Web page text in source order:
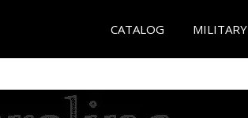
CATALOG MILITARY